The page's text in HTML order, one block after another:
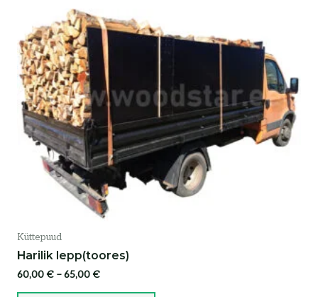
Küttepuud
Harilik lepp(toores)
60,00€–65,00€